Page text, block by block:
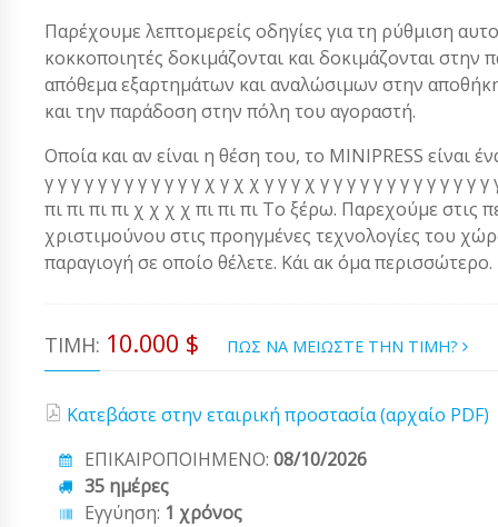
Παρέχουμε λεπτομερείς οδηγίες για τη ρύθμιση
κοκκοποιητές δοκιμάζονται και δοκιμάζονται
απόθεμα εξαρτημάτων και αναλώσιμων στην
και την παράδοση στην πόλη του αγοραστή.
Οποία και αν είναι η θέση του, το MINIPRESS είναι
γ γ γ γ γ γ γ γ γ γ γ γ χ γ χ χ γ γ γ χ γ γ γ γ γ γ γ γ γ γ
πι πι πι πι χ χ χ χ πι πι πι Το ξέρω. Παρεχούμε στις
χριστιμούνου στις προηγμένες τεχνολογίες του
παραγιογή σε οποίο θέλετε. Κάι ακ όμα περισσώτερο.
ΤΙΜΉ: 10.000 $ ΠΩΣ ΝΑ ΜΕΙΩΣΤΕ ΤΗΝ ΤΙΜΗ?
Κατεβάστε στην εταιρική προστασία (αρχαίο PDF)
ΕΠΙΚΑΙΡΟΠΟΙΗΜΕΝΟ: 08/10/2026
35 ημέρες
Εγγύηση: 1 χρόνος